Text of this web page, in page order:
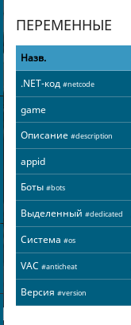
ПЕРЕМЕННЫЕ
Назв.
.NET-код #netcode
game
Описание #description
appid
Боты #bots
Выделенный #dedicated
Система #os
VAC #anticheat
Версия #version